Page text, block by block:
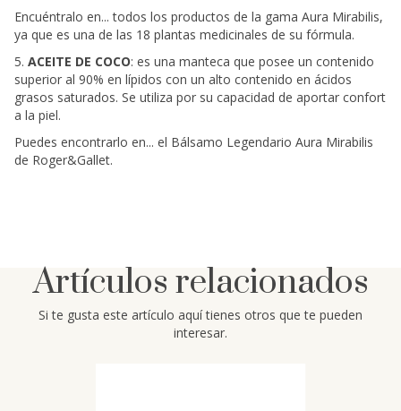
Encuéntralo en... todos los productos de la gama Aura Mirabilis,
ya que es una de las 18 plantas medicinales de su fórmula.
5. ACEITE DE COCO: es una manteca que posee un contenido
superior al 90% en lípidos con un alto contenido en ácidos
grasos saturados. Se utiliza por su capacidad de aportar confort
a la piel.
Puedes encontrarlo en... el Bálsamo Legendario Aura Mirabilis
de Roger&Gallet.
Artículos relacionados
Si te gusta este artículo aquí tienes otros que te pueden
interesar.